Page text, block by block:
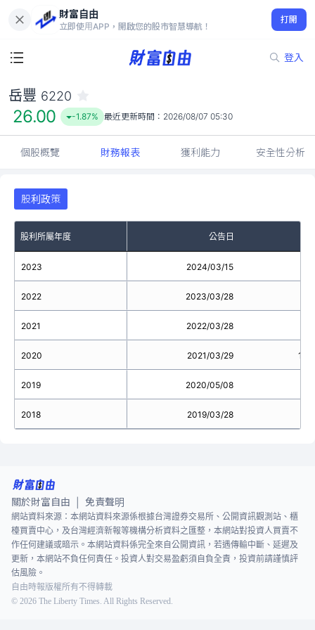
財富自由
立即使用APP，開啟您的股市智慧導航！
打開
登入
26.00
-1.87%
岳豐 6220
26.00 -1.87% 最近更新時間： 2026/08/07 05:30
個股概覽 財務報表 獲利能力 安全性分析
股利政策
股利所屬年度 公告日
2023
2022
2021
2020
2019
2018
2024/03/15
2023/03/28
2022/03/28
2021/03/29
2020/05/08
2019/03/28
關於財富自由 免責聲明
網站資料來源：本網站資料來源係根據台灣證券交易所、公開資訊觀測站、櫃
檯買賣中心，及台灣經濟新報等機構分析資料之匯整，本網站對投資人買賣不
作任何建議或暗示。本網站資料係完全來自公開資訊，若遇傳輸中斷、延遲及
更新，本網站不負任何責任。投資人對交易盈虧須自負全責，投資前請謹慎評
估風險。
自由時報版權所有不得轉載
© 2026 The Liberty Times. All Rights Reserved.